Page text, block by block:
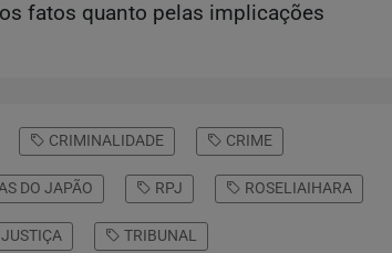
fatos quanto pelas implicações
CRIMINALIDADE CRIME
DO JAPÃO RPJ ROSELIAIHARA
JUSTIÇA TRIBUNAL